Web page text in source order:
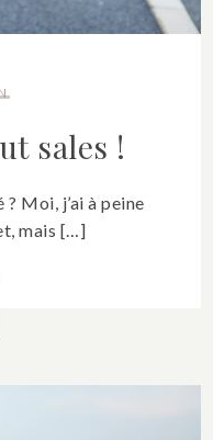
sales !
Moi, j’ai à peine
mais […]